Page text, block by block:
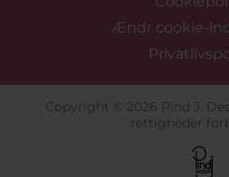
Ændr cookie-
Copyright © 2026 Pind J.
rettigheder